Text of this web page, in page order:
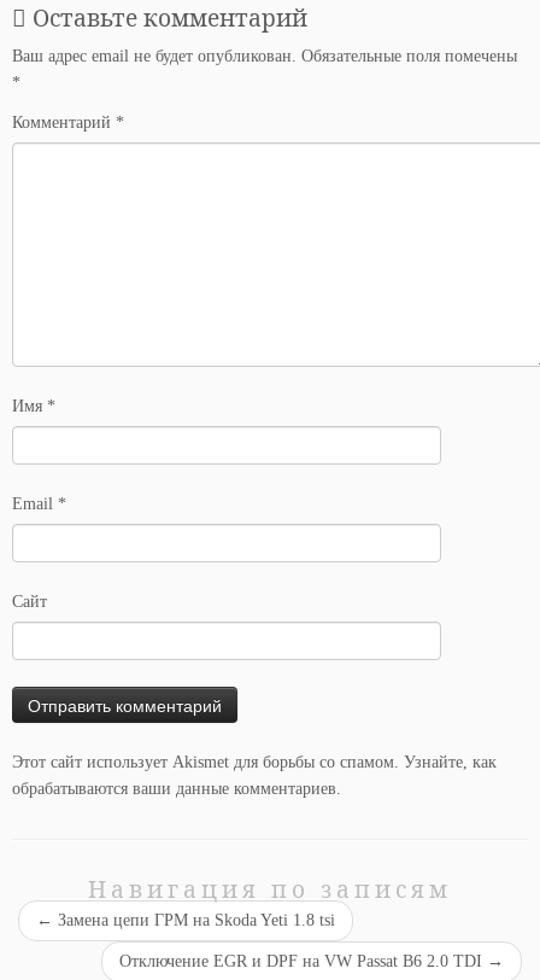
Оставьте комментарий
Ваш адрес email не будет опубликован. Обязательные поля помечены
*
Комментарий *
Имя *
Email *
Сайт
Этот сайт использует Akismet для борьбы со спамом. Узнайте, как
обрабатываются ваши данные комментариев
Навигация по записям
← Замена цепи ГРМ на Skoda Yeti 1.8 tsi
Отключение EGR и DPF на VW Passat B6 2.0 TDI →